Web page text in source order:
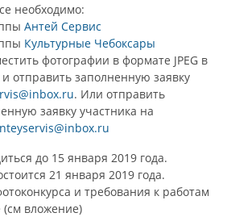
необходимо:
Антей Сервис
Культурные Чебоксары
фотографии в формате JPEG в
и отправить заполненную заявку
. Или отправить
заявку участника на
до 15 января 2019 года.
21 января 2019 года.
и требования к работам
(см вложение)